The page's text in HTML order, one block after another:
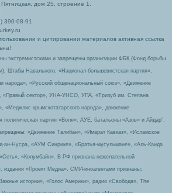
дом 25, строение 1.
390-08-91
и цитировании материалов активная ссылка
экстремистскими и запрещены организации ФБК (Фонд борьбы
Штабы Навального, «Национал-большевистская партия»,
народа», «Русский общенациональный союз», «Движение
«Правый сектор», УНА-УНСО, УПА, «Тризуб им. Степана
«Меджлис крымскотатарского народа», движение
политическая партия «Воля», АУЕ, батальоны «Азов» и Айдар″.
«Движение Талибан», «Имарат Кавказ», «Исламское
ан-Нусра, «АУМ Синрике», «Братья-мусульмане», «Аль-Каида
«Колумбайн». В РФ признана нежелательной
издания «Проект Медиа». СМИ-иноагентами признаны:
истории», «Голос Америки», радио «Свобода», The